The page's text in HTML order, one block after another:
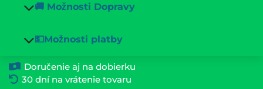
🚚 Možnosti Dopravy
💵Možnosti platby
Doručenie aj na dobierku
30 dní na vrátenie tovaru